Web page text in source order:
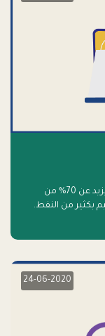
تشهد المملكة العربية السعودية حاليا تنامي ما يزيد عن 70% من
بكثير من النفط.
24-06-2020